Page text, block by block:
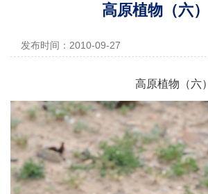
高原植物（六）
发布时间：2010-09-27
高原植物（六）